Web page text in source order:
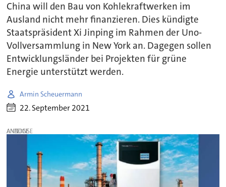
China will den Bau von Kohlekraftwerken im
Ausland nicht mehr finanzieren. Dies kündigte
Staatspräsident Xi Jinping im Rahmen der Uno-
Vollversammlung in New York an. Dagegen sollen
Entwicklungsländer bei Projekten für grüne
Energie unterstützt werden.
Armin Scheuermann
22. September 2021
ANZEIGE